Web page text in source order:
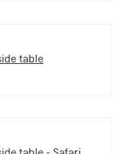
table